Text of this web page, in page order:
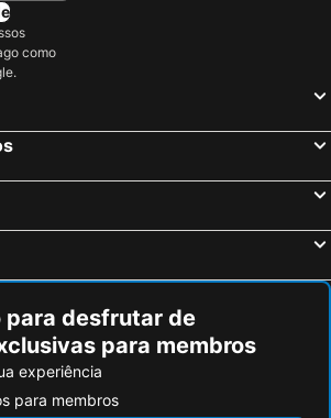
como
para desfrutar de
para membros
experiência
para membros